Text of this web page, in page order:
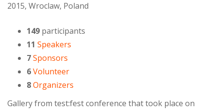
2015, Wroclaw, Poland
149 participants
11 Speakers
7Sponsors
6Volunteer
8Organizers
Gallery from test:fest conference that took place on